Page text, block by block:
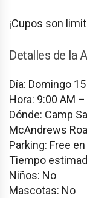
¡Cupos son
Detalles de la
Día: Domingo
Hora: 9:00 AM
Dónde: Camp
McAndrews
Parking: Free
Tiempo
Niños: No
Mascotas: No